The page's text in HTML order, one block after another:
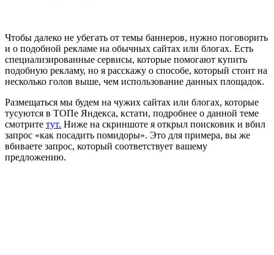
Чтобы далеко не убегать от темы баннеров, нужно поговорить
и о подобной рекламе на обычных сайтах или блогах. Есть
специализированные сервисы, которые помогают купить
подобную рекламу, но я расскажу о способе, который стоит на
несколько голов выше, чем использование данных площадок.
Размещаться мы будем на чужих сайтах или блогах, которые
тусуются в ТОПе Яндекса, кстати, подробнее о данной теме
смотрите тут. Ниже на скриншоте я открыл поисковик и вбил
запрос «как посадить помидоры». Это для примера, вы же
вбиваете запрос, который соответствует вашему
предложению.